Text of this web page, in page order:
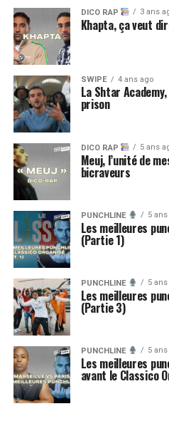
DICO RAP 3 ans
Khapta, ça veut
SWIPE 4 ans ago
La Shtar
prison
DICO RAP 5 ans
Meuj, l’unité de
bicraveurs
PUNCHLINE 5
Les meilleures
(Partie 1)
PUNCHLINE 5
Les meilleures
(Partie 3)
PUNCHLINE 5
Les meilleures
avant le Classico